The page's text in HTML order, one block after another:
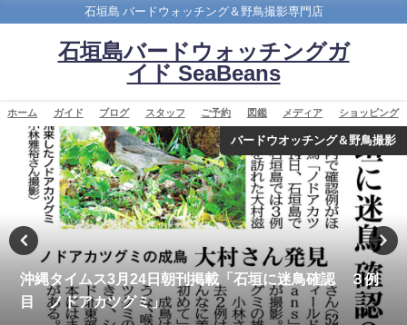
石垣島 バードウォッチング＆野鳥撮影専門店
石垣島バードウォッチングガ
イド SeaBeans
ホーム ガイド ブログ スタッフ ご予約 図鑑 メディア ショッピング
バードウオッチング＆野鳥撮影
沖縄タイムス3月24日朝刊掲載「石垣に迷鳥確認 ３例
目 ノドアカツグミ」